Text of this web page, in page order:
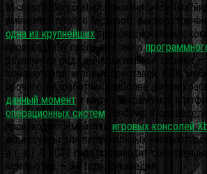
Microsoft Corporation (произносится
именуется просто Microsoft;
одна из крупнейшихтранснациональных
производству проприетарного
различного рода вычислительной техники
компьютеров, игровых приставок, КПК,
прочего, разработчик наиболее широко
данный моментв мире программной
операционных систем Windows.
производят семейство игровых консолей
аксессуары для персональных
и т.д.). C 2012 года производит
компьютер — Surface. Википедия